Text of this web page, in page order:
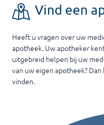
Vind een
Heeft u vragen over uw
apotheek. Uw apotheker
uitgebreid helpen bij uw
van uw eigen apotheek?
vinden.